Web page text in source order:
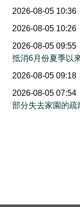
2026-08-05 10:36
2026-08-05 10:26
2026-08-05 09:55
抵消6月份夏季以
2026-08-05 09:18
2026-08-05 07:54
部分失去家園的